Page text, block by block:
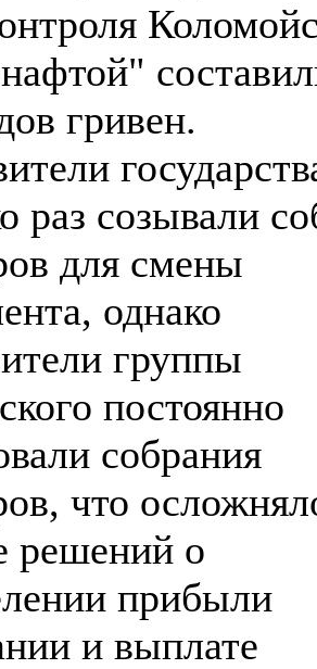
гривен.
раз созывали
для смены
однако
группы
постоянно
собрания
что
решений о
прибыли
и выплате